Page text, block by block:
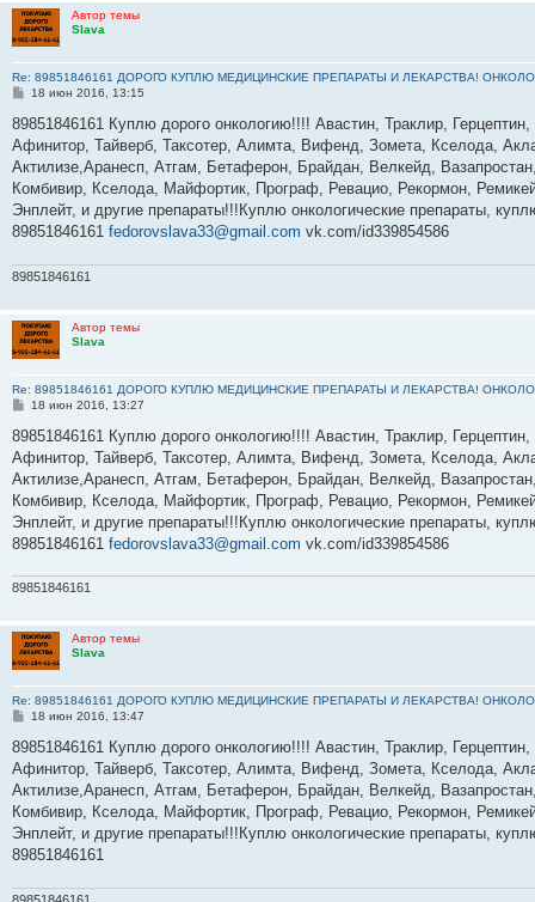
Автор темы
Slava
Re: 89851846161 ДОРОГО КУПЛЮ МЕДИЦИНСКИЕ ПРЕПАРАТЫ И ЛЕКАРСТВА!
С
о
щ
е
и
е
18 июн 2016, 13:15
89851846161 Куплю дорого онкологию!!!! Авастин, Траклир,
Афинитор, Тайверб, Таксотер, Алимта, Вифенд, Зомета, Кселода,
Актилизе,Аранесп, Атгам, Бетаферон, Брайдан, Велкейд,
Комбивир, Кселода, Майфортик, Програф, Ревацио, Рекормон,
Энплейт, и другие препараты!!!Куплю онкологические препараты,
89851846161 fedorovslava33@gmail.com vk.com/id339854586
89851846161
Автор темы
Slava
Re: 89851846161 ДОРОГО КУПЛЮ МЕДИЦИНСКИЕ ПРЕПАРАТЫ И ЛЕКАРСТВА!
С
о
щ
е
и
е
18 июн 2016, 13:27
89851846161 Куплю дорого онкологию!!!! Авастин, Траклир,
Афинитор, Тайверб, Таксотер, Алимта, Вифенд, Зомета, Кселода,
Актилизе,Аранесп, Атгам, Бетаферон, Брайдан, Велкейд,
Комбивир, Кселода, Майфортик, Програф, Ревацио, Рекормон,
Энплейт, и другие препараты!!!Куплю онкологические препараты,
89851846161 fedorovslava33@gmail.com vk.com/id339854586
89851846161
Автор темы
Slava
Re: 89851846161 ДОРОГО КУПЛЮ МЕДИЦИНСКИЕ ПРЕПАРАТЫ И ЛЕКАРСТВА!
С
о
щ
е
и
е
18 июн 2016, 13:47
89851846161 Куплю дорого онкологию!!!! Авастин, Траклир,
Афинитор, Тайверб, Таксотер, Алимта, Вифенд, Зомета, Кселода,
Актилизе,Аранесп, Атгам, Бетаферон, Брайдан, Велкейд,
Комбивир, Кселода, Майфортик, Програф, Ревацио, Рекормон,
Энплейт, и другие препараты!!!Куплю онкологические препараты,
89851846161